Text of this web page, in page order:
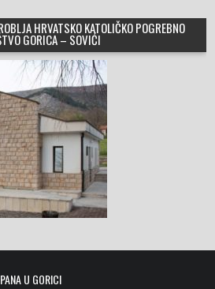
HRVATSKO KATOLIČKO POGREBNO
GORICA – SOVIĆI
U GORICI